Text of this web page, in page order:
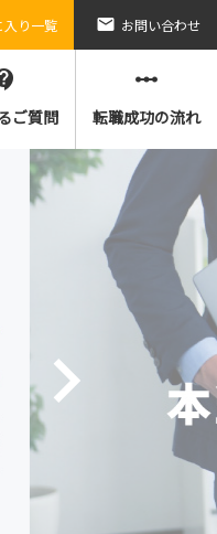
入り一覧 email お問い合わせ
ご質問
linear_scale
転職成功の流れ